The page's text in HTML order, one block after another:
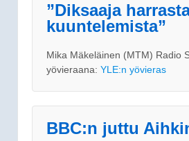
”Diksaaja
kuuntelemista”
Mika Mäkeläinen (MTM) Radio
yövieraana: YLE:n yövieras
BBC:n juttu